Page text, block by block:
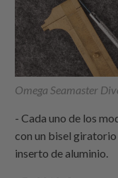
Omega Seamaster
- Cada uno de los
con un bisel
inserto de aluminio.